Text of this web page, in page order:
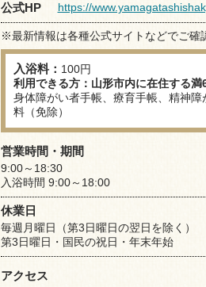
公式HP https://
※最新情報は各種公式サイトなどでご確
入浴料： 100円
利用できる方：山形市内に在住する満
身体障がい者手帳、療育手帳、精神
料（免除）
営業時間・期間
9:00～18:30
入浴時間 9:00～18:00
休業日
毎週月曜日（第3日曜日の翌日を除く）
第3日曜日・国民の祝日・年末年始
アクセス